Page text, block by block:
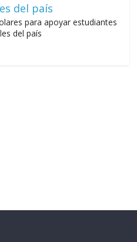
para apoyar estudiantes
del país